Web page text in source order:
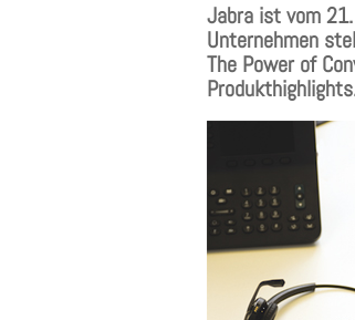
Jabra ist vom
Unternehmen
The Power of